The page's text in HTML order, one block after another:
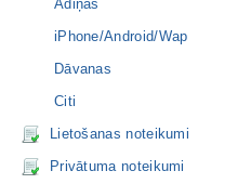
Ādiņas
iPhone/Android/Wap
Dāvanas
Citi
Lietošanas noteikumi
Privātuma noteikumi